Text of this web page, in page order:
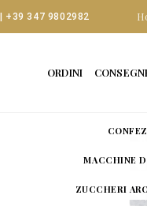
| +39 347 9802982
ORDINI
MACCHINE
ZUCCHERI